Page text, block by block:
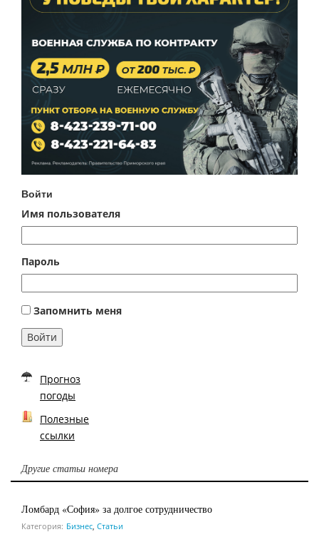
Войти
Имя пользователя
Пароль
Запомнить меня
Войти
Прогноз
погоды
Полезные
ссылки
Другие статьи номера
Ломбард «София» за долгое сотрудничество
Категория: Бизнес Статьи